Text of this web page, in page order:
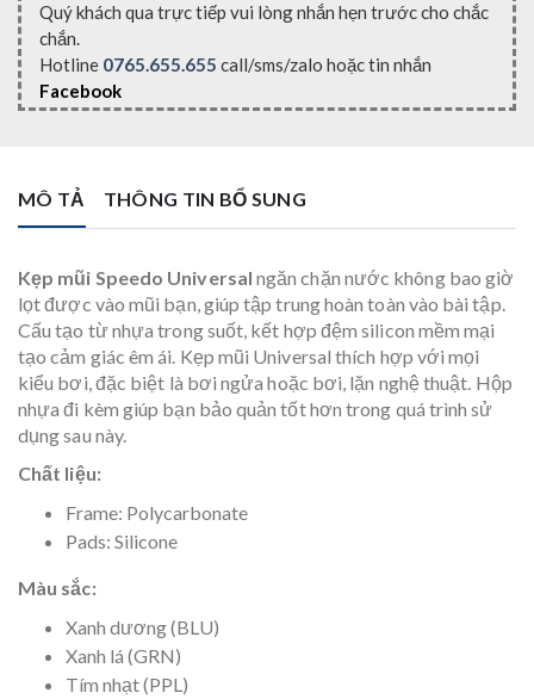
Quý khách qua trực tiếp vui lòng nhắn hẹn trước cho chắc
chắn.
Hotline 0765.655.655 call/sms/zalo hoặc tin nhắn
Facebook
MÔ TẢ THÔNG TIN BỔ SUNG
Kẹp mũi Speedo Universal ngăn chặn nước không bao giờ
lọt được vào mũi bạn, giúp tập trung hoàn toàn vào bài tập.
Cấu tạo từ nhựa trong suốt, kết hợp đệm silicon mềm mại
tạo cảm giác êm ái. Kẹp mũi Universal thích hợp với mọi
kiểu bơi, đặc biệt là bơi ngửa hoặc bơi, lặn nghệ thuật. Hộp
nhựa đi kèm giúp bạn bảo quản tốt hơn trong quá trình sử
dụng sau này.
Chất liệu:
Frame: Polycarbonate
Pads: Silicone
Màu sắc:
Xanh dương (BLU)
Xanh lá (GRN)
Tím nhạt (PPL)